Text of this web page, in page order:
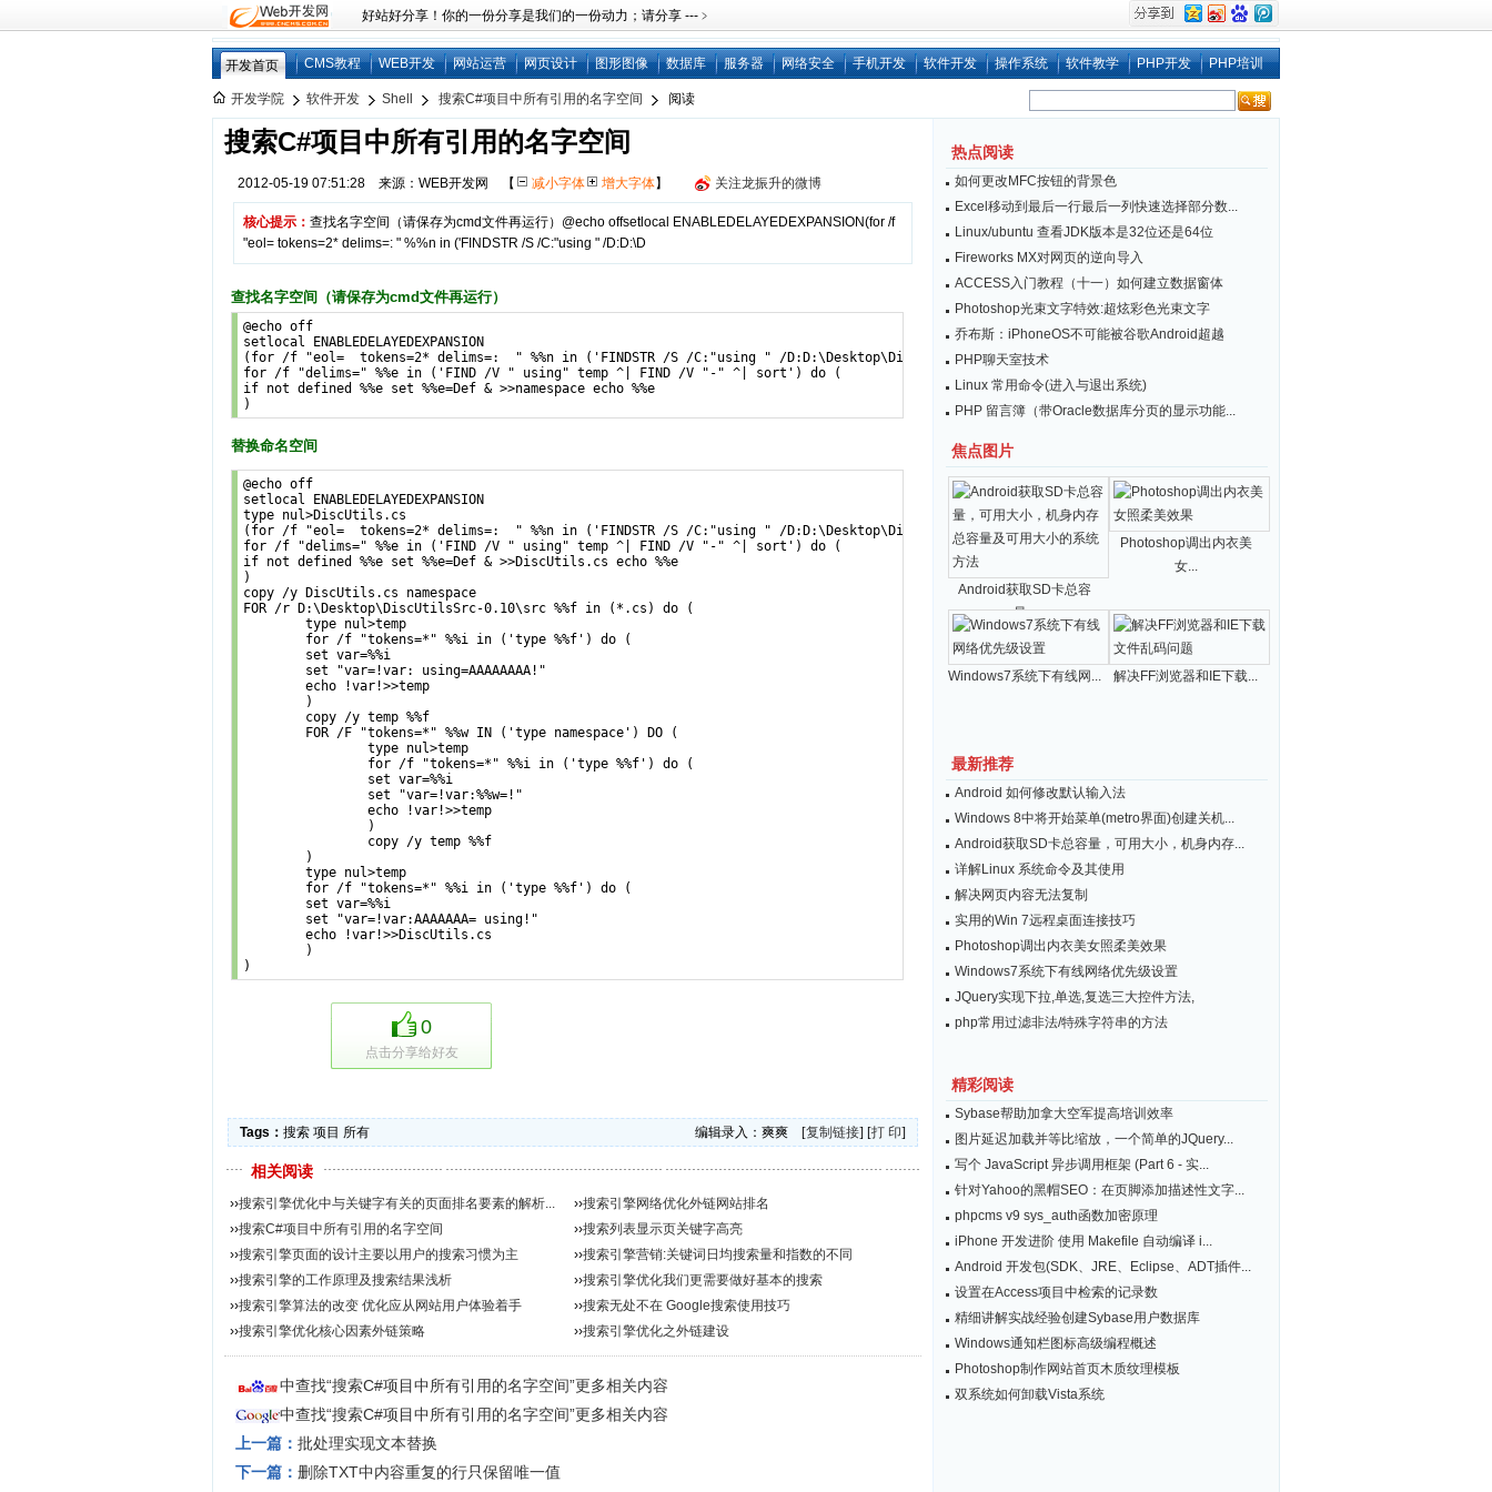
好站好分享！你的一份分享是我们的一份动力；请分享 ---﹥
开发首页 CMS教程 WEB开发 网站运营 网页设计 图形图像 数据库 服务器 网络安全 手机开发 软件开发 操作系统 软件教学 PHP开发 PHP培训
开发学院 软件开发 Shell 搜索C#项目中所有引用的名字空间 阅读
搜索C#项目中所有引用的名字空间
2012-05-19 07:51:28 来源：WEB开发网 【 减小字体 增大字体】 关注龙振升的微博
核心提示： 查找名字空间（请保存为cmd文件再运行）@echo offsetlocal ENABLEDELAYEDEXPANSION(for /f
"eol= tokens=2* delims=: " %%n in ('FINDSTR /S /C:"using " /D:D:\D
查找名字空间（请保存为cmd文件再运行）
@echo off
setlocal ENABLEDELAYEDEXPANSION
(for /f "eol=  tokens=2* delims=:  " %%n in ('FINDSTR /S /C:"using " /D:D:\Desktop\DiscUtilsSrc-0.10\src *.cs ^| FIND /V "(" ^| FIND /V ")" ^| FIND /V "//" ^|
for /f "delims=" %%e in ('FIND /V " using" temp ^| FIND /V "-" ^| sort') do (
if not defined %%e set %%e=Def & >>namespace echo %%e
)
替换命名空间
@echo off
setlocal ENABLEDELAYEDEXPANSION
type nul>DiscUtils.cs
(for /f "eol=  tokens=2* delims=:  " %%n in ('FINDSTR /S /C:"using " /D:D:\Desktop\DiscUtilsSrc-0.10\src *.cs ^| FIND /V "(" ^| FIND /V ")" ^| FIND /V "//" ^|
for /f "delims=" %%e in ('FIND /V " using" temp ^| FIND /V "-" ^| sort') do (
if not defined %%e set %%e=Def & >>DiscUtils.cs echo %%e
)
copy /y DiscUtils.cs namespace
FOR /r D:\Desktop\DiscUtilsSrc-0.10\src %%f in (*.cs) do (
)
0
点击分享给好友
Tags： 搜索 项目 所有 编辑录入：爽爽 [复制链接] [打 印]
相关阅读
››搜索引擎优化中与关键字有关的页面排名要素的解析... ››搜索引擎网络优化外链网站排名
››搜索C#项目中所有引用的名字空间 ››搜索列表显示页关键字高亮
››搜索引擎页面的设计主要以用户的搜索习惯为主 ››搜索引擎营销:关键词日均搜索量和指数的不同
››搜索引擎的工作原理及搜索结果浅析 ››搜索引擎优化我们更需要做好基本的搜索
››搜索引擎算法的改变 优化应从网站用户体验着手 ››搜索无处不在 Google搜索使用技巧
››搜索引擎优化核心因素外链策略 ››搜索引擎优化之外链建设
中查找“搜索C#项目中所有引用的名字空间”更多相关内容
中查找“搜索C#项目中所有引用的名字空间”更多相关内容
上一篇： 批处理实现文本替换
下一篇： 删除TXT中内容重复的行只保留唯一值
热点阅读
如何更改MFC按钮的背景色
Excel移动到最后一行最后一列快速选择部分数...
Linux/ubuntu 查看JDK版本是32位还是64位
Fireworks MX对网页的逆向导入
ACCESS入门教程（十一）如何建立数据窗体
Photoshop光束文字特效:超炫彩色光束文字
乔布斯：iPhoneOS不可能被谷歌Android超越
PHP聊天室技术
Linux 常用命令(进入与退出系统)
PHP 留言簿（带Oracle数据库分页的显示功能...
焦点图片
Android获取SD卡总容
量...
Photoshop调出内衣美
女...
Windows7系统下有线网... 解决FF浏览器和IE下载...
最新推荐
Android 如何修改默认输入法
Windows 8中将开始菜单(metro界面)创建关机...
Android获取SD卡总容量，可用大小，机身内存...
详解Linux 系统命令及其使用
解决网页内容无法复制
实用的Win 7远程桌面连接技巧
Photoshop调出内衣美女照柔美效果
Windows7系统下有线网络优先级设置
JQuery实现下拉,单选,复选三大控件方法,
php常用过滤非法/特殊字符串的方法
精彩阅读
Sybase帮助加拿大空军提高培训效率
图片延迟加载并等比缩放，一个简单的JQuery...
写个 JavaScript 异步调用框架 (Part 6 - 实...
针对Yahoo的黑帽SEO：在页脚添加描述性文字...
phpcms v9 sys_auth函数加密原理
iPhone 开发进阶 使用 Makefile 自动编译 i...
Android 开发包(SDK、JRE、Eclipse、ADT插件...
设置在Access项目中检索的记录数
精细讲解实战经验创建Sybase用户数据库
Windows通知栏图标高级编程概述
Photoshop制作网站首页木质纹理模板
双系统如何卸载Vista系统